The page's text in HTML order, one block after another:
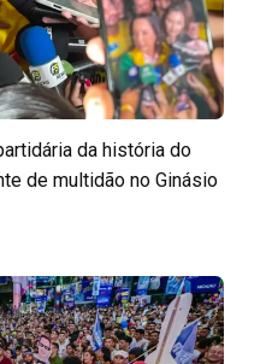
da história do
de multidão no Ginásio